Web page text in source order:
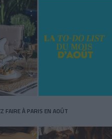
FAIRE À PARIS EN AOÛT